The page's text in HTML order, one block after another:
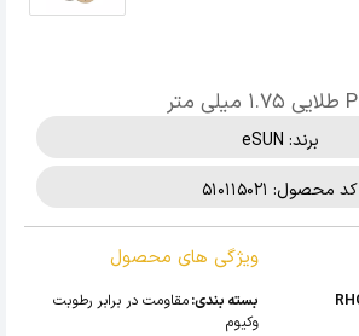
برند: eSUN
کد محصول: 510115021
ویژگی های محصول
بسته بندی:مقاومت در برابر رطوبت
وکیوم